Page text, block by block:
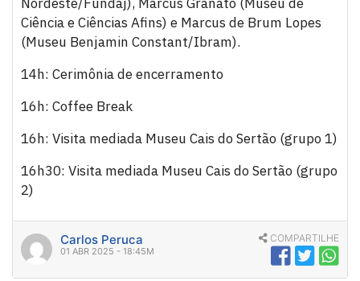
Ciência e Ciências Afins) e Marcus de Brum Lopes
(Museu Benjamin Constant/Ibram).
14h: Cerimônia de encerramento
16h: Coffee Break
16h: Visita mediada Museu Cais do Sertão (grupo 1)
16h30: Visita mediada Museu Cais do Sertão (grupo
2)
Carlos Peruca
01 ABR 2025 - 18:45M
COMPARTILHE